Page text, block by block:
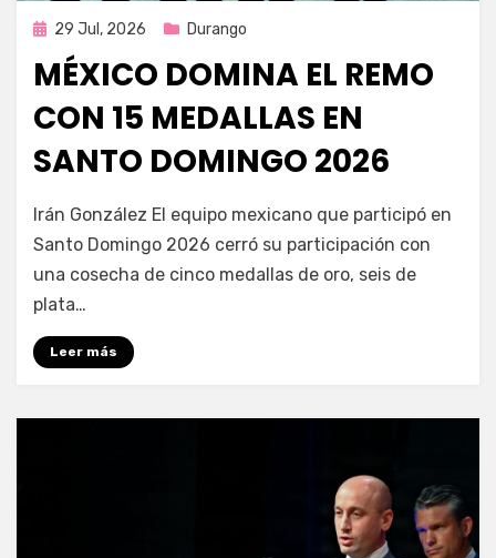
Publicada
29 Jul, 2026 Durango
MÉXICO DOMINA EL REMO
CON 15 MEDALLAS EN
SANTO DOMINGO 2026
por Fernando Miranda Servín
Irán González El equipo mexicano que participó en
Santo Domingo 2026 cerró su participación con
una cosecha de cinco medallas de oro, seis de
plata…
Leer más